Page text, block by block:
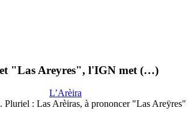
"Las Areyres", l'IGN met (…)
L’Arèira
Pluriel : Las Arèiras, à prononcer "Las